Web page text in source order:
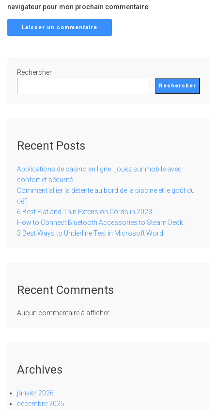
navigateur pour mon prochain commentaire.
Rechercher
Rechercher
Recent Posts
Applications de casino en ligne : jouez sur mobile avec
confort et sécurité
Comment allier la détente au bord de la piscine et le goût du
défi
6 Best Flat and Thin Extension Cords in 2023
How to Connect Bluetooth Accessories to Steam Deck
3 Best Ways to Underline Text in Microsoft Word
Recent Comments
Aucun commentaire à afficher.
Archives
janvier 2026
décembre 2025